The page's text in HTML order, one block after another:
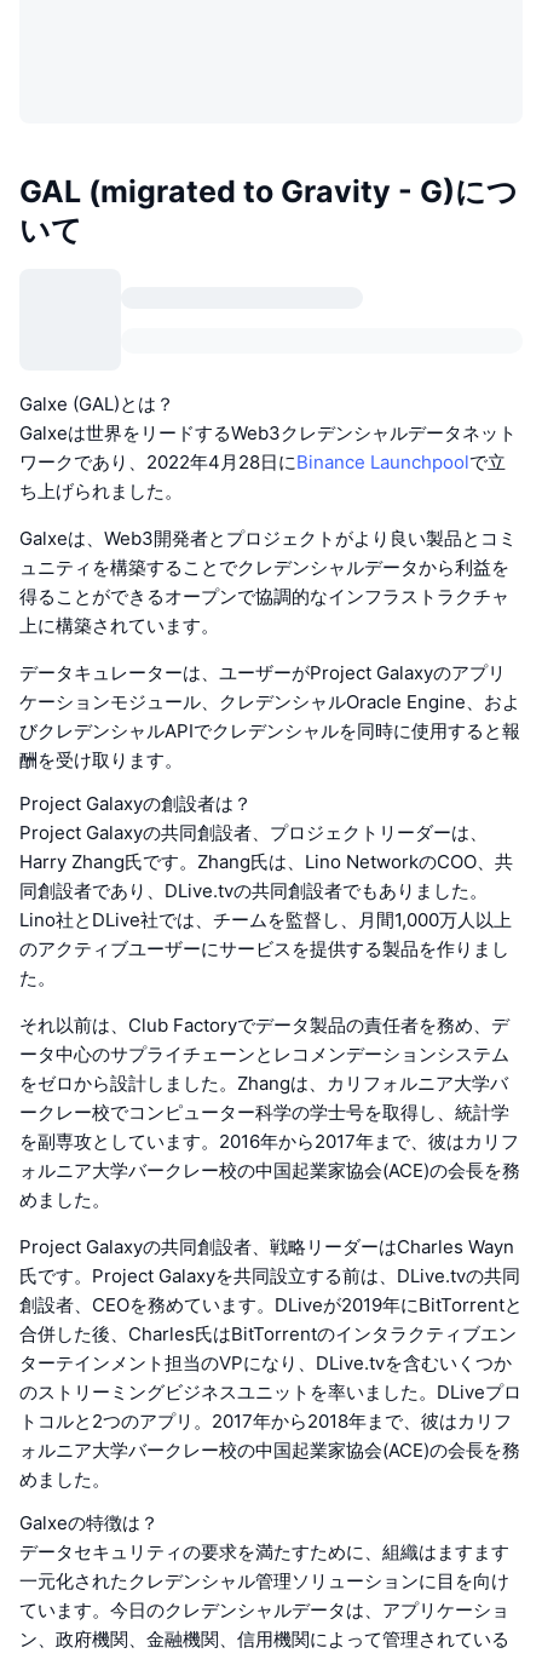
GAL (migrated to Gravity - G)につ
いて
Galxe (GAL)とは？
Galxeは世界をリードするWeb3クレデンシャルデータネット
ワークであり、2022年4月28日にBinance Launchpoolで立
ち上げられました。
Galxeは、Web3開発者とプロジェクトがより良い製品とコミ
ュニティを構築することでクレデンシャルデータから利益を
得ることができるオープンで協調的なインフラストラクチャ
上に構築されています。
データキュレーターは、ユーザーがProject Galaxyのアプリ
ケーションモジュール、クレデンシャルOracle Engine、およ
びクレデンシャルAPIでクレデンシャルを同時に使用すると報
酬を受け取ります。
Project Galaxyの創設者は？
Project Galaxyの共同創設者、プロジェクトリーダーは、
Harry Zhang氏です。Zhang氏は、Lino NetworkのCOO、共
同創設者であり、DLive.tvの共同創設者でもありました。
Lino社とDLive社では、チームを監督し、月間1,000万人以上
のアクティブユーザーにサービスを提供する製品を作りまし
た。
それ以前は、Club Factoryでデータ製品の責任者を務め、デ
ータ中心のサプライチェーンとレコメンデーションシステム
をゼロから設計しました。Zhangは、カリフォルニア大学バ
ークレー校でコンピューター科学の学士号を取得し、統計学
を副専攻としています。2016年から2017年まで、彼はカリフ
ォルニア大学バークレー校の中国起業家協会(ACE)の会長を務
めました。
Project Galaxyの共同創設者、戦略リーダーはCharles Wayn
氏です。Project Galaxyを共同設立する前は、DLive.tvの共同
創設者、CEOを務めています。DLiveが2019年にBitTorrentと
合併した後、Charles氏はBitTorrentのインタラクティブエン
ターテインメント担当のVPになり、DLive.tvを含むいくつか
のストリーミングビジネスユニットを率いました。DLiveプロ
トコルと2つのアプリ。2017年から2018年まで、彼はカリフ
ォルニア大学バークレー校の中国起業家協会(ACE)の会長を務
めました。
Galxeの特徴は？
データセキュリティの要求を満たすために、組織はますます
一元化されたクレデンシャル管理ソリューションに目を向け
ています。今日のクレデンシャルデータは、アプリケーショ
ン、政府機関、金融機関、信用機関によって管理されている